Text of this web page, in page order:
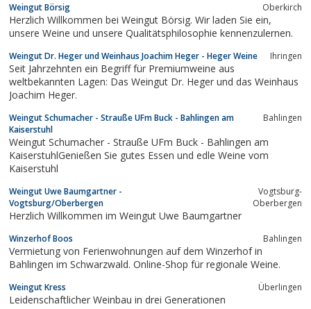
Weingut Börsig Oberkirch
Herzlich Willkommen bei Weingut Börsig. Wir laden Sie ein,
unsere Weine und unsere Qualitätsphilosophie kennenzulernen.
Weingut Dr. Heger und Weinhaus Joachim Heger - Heger Weine Ihringen
Seit Jahrzehnten ein Begriff für Premiumweine aus
weltbekannten Lagen: Das Weingut Dr. Heger und das Weinhaus
Joachim Heger.
Weingut Schumacher - Strauße UFm Buck - Bahlingen am
Kaiserstuhl
Bahlingen
Weingut Schumacher - Strauße UFm Buck - Bahlingen am
KaiserstuhlGenießen Sie gutes Essen und edle Weine vom
Kaiserstuhl
Weingut Uwe Baumgartner -
Vogtsburg/Oberbergen
Vogtsburg-
Oberbergen
Herzlich Willkommen im Weingut Uwe Baumgartner
Winzerhof Boos Bahlingen
Vermietung von Ferienwohnungen auf dem Winzerhof in
Bahlingen im Schwarzwald. Online-Shop für regionale Weine.
Weingut Kress Überlingen
Leidenschaftlicher Weinbau in drei Generationen